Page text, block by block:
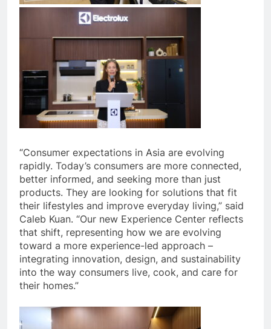
“Consumer expectations in Asia are evolving
rapidly. Today’s consumers are more connected,
better informed, and seeking more than just
products. They are looking for solutions that fit
their lifestyles and improve everyday living,” said
Caleb Kuan. “Our new Experience Center reflects
that shift, representing how we are evolving
toward a more experience-led approach –
integrating innovation, design, and sustainability
into the way consumers live, cook, and care for
their homes.”